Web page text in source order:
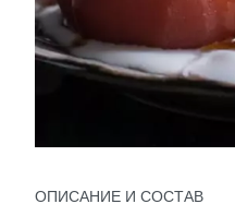
ОПИСАНИЕ И СОСТАВ